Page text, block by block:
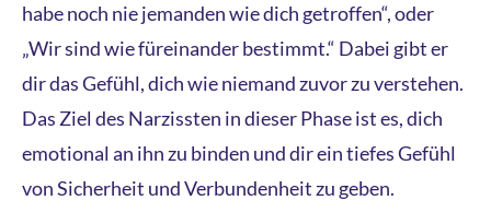
habe noch nie jemanden wie dich getroffen“, oder
„Wir sind wie füreinander bestimmt.“ Dabei gibt er
dir das Gefühl, dich wie niemand zuvor zu verstehen.
Das Ziel des Narzissten in dieser Phase ist es, dich
emotional an ihn zu binden und dir ein tiefes Gefühl
von Sicherheit und Verbundenheit zu geben.